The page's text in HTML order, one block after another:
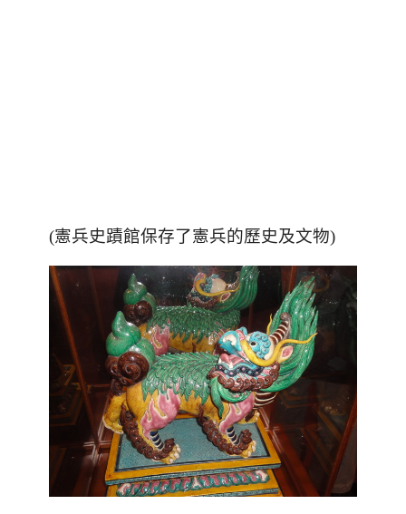
(憲兵史蹟館保存了憲兵的歷史及文物)